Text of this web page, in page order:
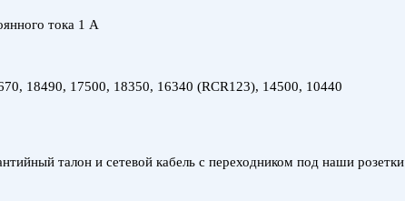
тока 1 А
18490, 17500, 18350, 16340 (RCR123), 14500, 10440
талон и сетевой кабель с переходником под наши розетки